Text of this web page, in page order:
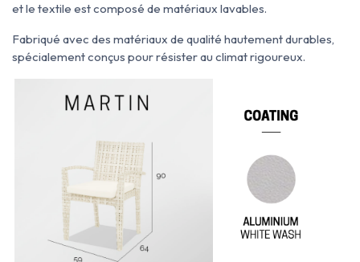
et le textile est composé de matériaux lavables.
Fabriqué avec des matériaux de qualité hautement durables,
spécialement conçus pour résister au climat rigoureux.